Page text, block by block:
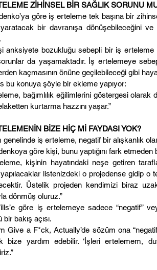
ZİHİNSEL BİR SAĞLIK SORUNU
göre iş erteleme tek başına bir
bir davranışa dönüşebileceğini
anksiyete bozukluğu sebepli bir iş erteleme
da yaşamaktadır. İş ertelemeye
kaçmasının önüne geçilebileceği gibi
bu konuya şöyle bir ekleme yapıyor:
bağımlılık eğilimlerini göstergesi
kurtarma hazzını yaşar.”
BİZE HİÇ Mİ FAYDASI YOK?
genelinde iş erteleme, negatif bir alışkanlık
göre kişi, bunu yaptığını fark
kişinin hayatındaki neşe getiren
listenizdeki o projedense gidip o
Üstelik projeden kendimizi biraz
dönmüş oluruz.”
göre iş ertelemeye sadece “negatif”
bakış açısı.
Give a F*ck, Actually’de sözüm ona
bize yardım edebilir. ‘İşleri ertelemem,